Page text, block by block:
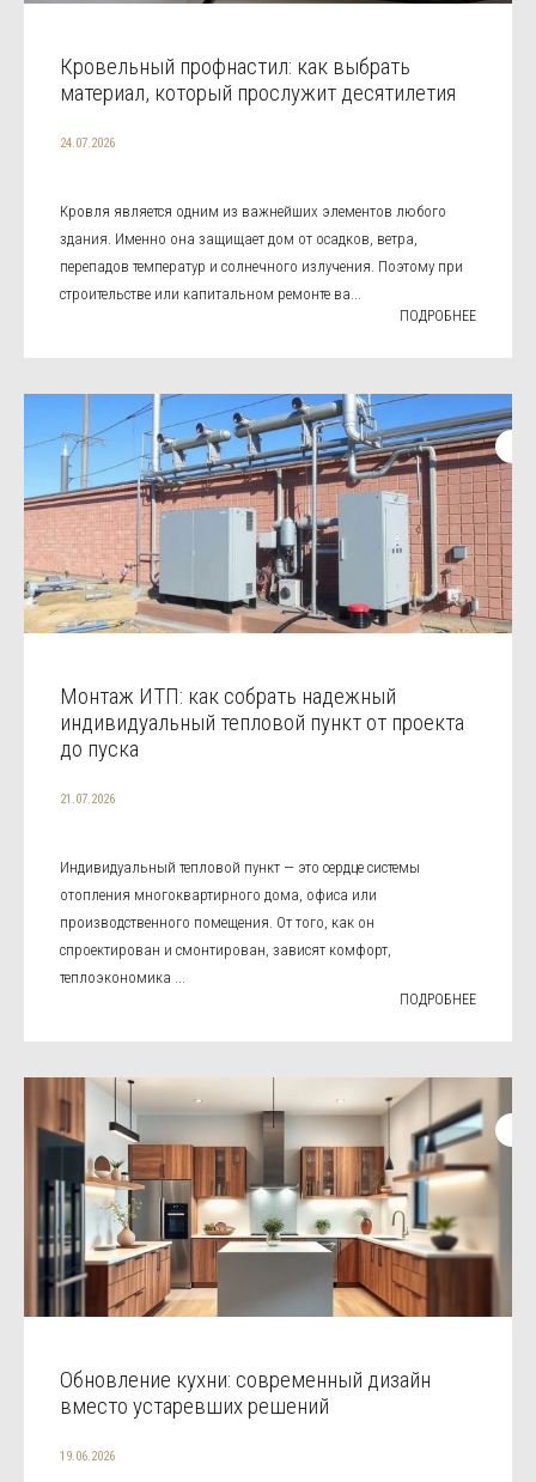
Кровельный профнастил: как выбрать
материал, который прослужит десятилетия
24.07.2026
Кровля является одним из важнейших элементов любого
здания. Именно она защищает дом от осадков, ветра,
перепадов температур и солнечного излучения. Поэтому при
строительстве или капитальном ремонте ва...
ПОДРОБНЕЕ
Монтаж ИТП: как собрать надежный
индивидуальный тепловой пункт от проекта
до пуска
21.07.2026
Индивидуальный тепловой пункт — это сердце системы
отопления многоквартирного дома, офиса или
производственного помещения. От того, как он
спроектирован и смонтирован, зависят комфорт,
теплоэкономика ...
ПОДРОБНЕЕ
Обновление кухни: современный дизайн
вместо устаревших решений
19.06.2026